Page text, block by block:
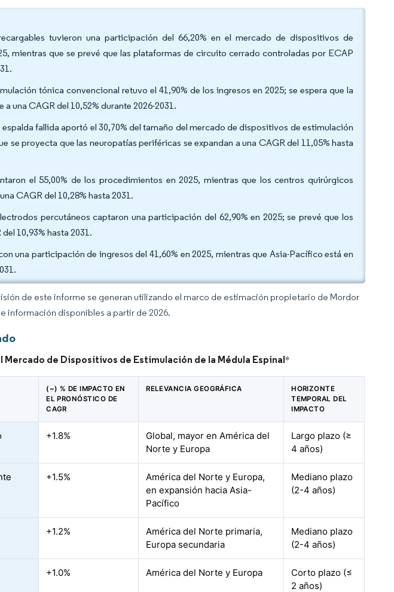
tuvieron una participación del 66,20% en el mercado de dispositivos de
mientras que se prevé que las plataformas de circuito cerrado controladas por ECAP
tónica convencional retuvo el 41,90% de los ingresos en 2025; se espera que la
una CAGR del 10,52% durante 2026-2031.
fallida aportó el 30,70% del tamaño del mercado de dispositivos de estimulación
se proyecta que las neuropatías periféricas se expandan a una CAGR del 11,05% hasta
el 55,00% de los procedimientos en 2025, mientras que los centros quirúrgicos
CAGR del 10,28% hasta 2031.
percutáneos captaron una participación del 62,90% en 2025; se prevé que los
10,93% hasta 2031.
una participación de ingresos del 41,60% en 2025, mientras que Asia-Pacífico está en
de este informe se generan utilizando el marco de estimación propietario de Mordor
información disponibles a partir de 2026.
de Dispositivos de Estimulación de la Médula Espinal*
(~) % DE IMPACTO EN
EL PRONÓSTICO DE
CAGR
RELEVANCIA GEOGRÁFICA
HORIZONTE
TEMPORAL DEL
IMPACTO
+1.8%
Global, mayor en América del
Norte y Europa
Largo plazo (≥
4 años)
+1.5%
América del Norte y Europa,
en expansión hacia Asia-
Pacífico
Mediano plazo
(2-4 años)
+1.2%
América del Norte primaria,
Europa secundaria
Mediano plazo
(2-4 años)
+1.0% América del Norte y Europa
Corto plazo (≤
2 años)